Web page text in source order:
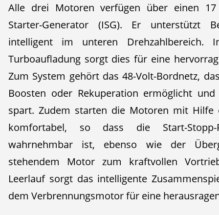
Alle drei Motoren verfügen über einen
Starter-Generator (ISG). Er unterstützt
intelligent im unteren Drehzahlbereich.
Turboaufladung sorgt dies für eine
Zum System gehört das 48-Volt-Bordnetz,
Boosten oder Rekuperation ermöglicht
spart. Zudem starten die Motoren mit Hilfe
komfortabel, so dass die Start-
wahrnehmbar ist, ebenso wie der
stehendem Motor zum kraftvollen
Leerlauf sorgt das intelligente
dem Verbrennungsmotor für eine